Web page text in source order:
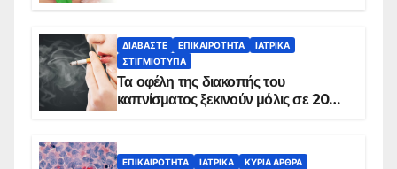
ΔΙΑΒΆΣΤΕ ΕΠΙΚΑΙΡΌΤΗΤΑ
ΙΑΤΡΙΚΆ
ΣΤΙΓΜΙΌΤΥΠΑ
Τα οφέλη της διακοπής του
καπνίσματος ξεκινούν μόλις σε 20
ΕΠΙΚΑΙΡΌΤΗΤΑ ΙΑΤΡΙΚΆ ΚΥΡΙΑ ΑΡΘΡΑ